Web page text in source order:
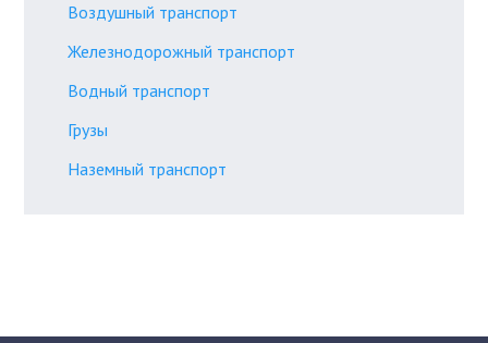
Воздушный транспорт
Железнодорожный транспорт
Водный транспорт
Грузы
Наземный транспорт